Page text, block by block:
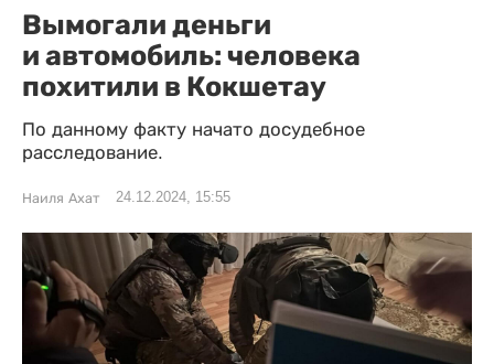
Вымогали деньги
и автомобиль: человека
похитили в Кокшетау
По данному факту начато досудебное
расследование.
Наиля Ахат 24.12.2024, 15:55